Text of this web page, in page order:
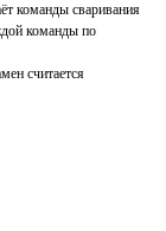
команды сваривания
команды по
считается